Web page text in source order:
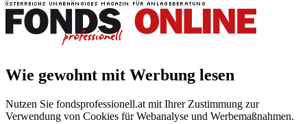
Wie gewohnt mit Werbung lesen
Nutzen Sie fondsprofessionell.at mit Ihrer Zustimmung zur
Verwendung von Cookies für Webanalyse und Werbemaßnahmen.